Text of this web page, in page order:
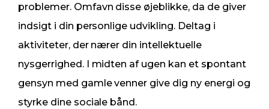
problemer. Omfavn disse øjeblikke, da de giver
indsigt i din personlige udvikling. Deltag i
aktiviteter, der nærer din intellektuelle
nysgerrighed. I midten af ugen kan et spontant
gensyn med gamle venner give dig ny energi og
styrke dine sociale bånd.